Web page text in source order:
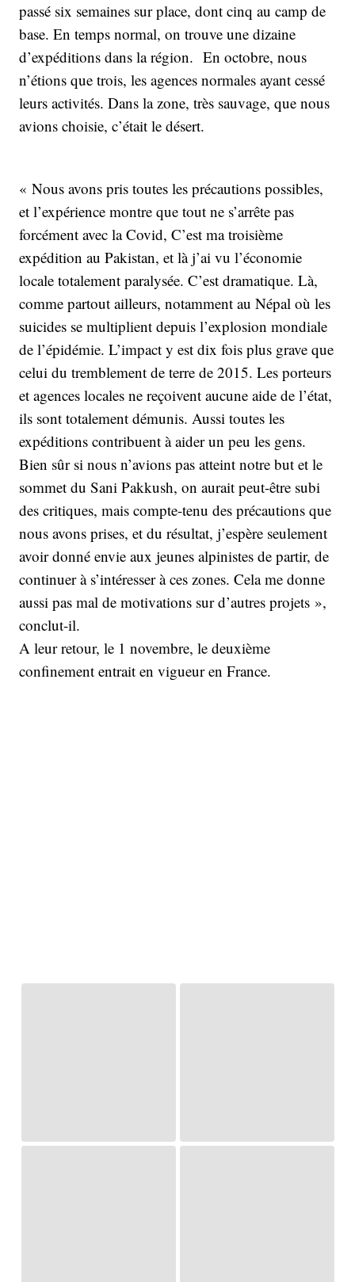
passé six semaines sur place, dont cinq au camp de
base. En temps normal, on trouve une dizaine
d’expéditions dans la région. En octobre, nous
n’étions que trois, les agences normales ayant cessé
leurs activités. Dans la zone, très sauvage, que nous
avions choisie, c’était le désert.
« Nous avons pris toutes les précautions possibles,
et l’expérience montre que tout ne s’arrête pas
forcément avec la Covid, C’est ma troisième
expédition au Pakistan, et là j’ai vu l’économie
locale totalement paralysée. C’est dramatique. Là,
comme partout ailleurs, notamment au Népal où les
suicides se multiplient depuis l’explosion mondiale
de l’épidémie. L’impact y est dix fois plus grave que
celui du tremblement de terre de 2015. Les porteurs
et agences locales ne reçoivent aucune aide de l’état,
ils sont totalement démunis. Aussi toutes les
expéditions contribuent à aider un peu les gens.
Bien sûr si nous n’avions pas atteint notre but et le
sommet du Sani Pakkush, on aurait peut-être subi
des critiques, mais compte-tenu des précautions que
nous avons prises, et du résultat, j’espère seulement
avoir donné envie aux jeunes alpinistes de partir, de
continuer à s’intéresser à ces zones. Cela me donne
aussi pas mal de motivations sur d’autres projets »,
conclut-il.
A leur retour, le 1 novembre, le deuxième
confinement entrait en vigueur en France.